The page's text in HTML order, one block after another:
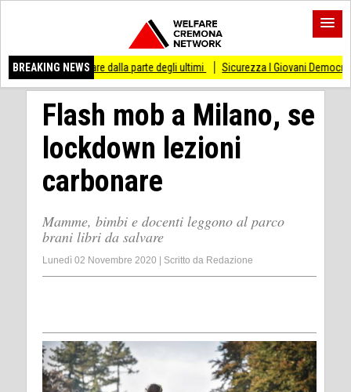
BREAKING NEWS
di stare dalla parte degli ultimi Sicurezza I Giovani Democratici
Flash mob a Milano, se
lockdown lezioni
carbonare
Mamme, bimbi e docenti leggono al parco
brani libri da salvare
Lunedì 02 Novembre 2020 Scritto da Redazione